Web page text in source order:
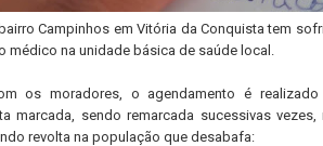
Campinhos em Vitória da Conquista tem
médico na unidade básica de saúde local.
os moradores, o agendamento é
marcada, sendo remarcada sucessivas
revolta na população que desabafa: